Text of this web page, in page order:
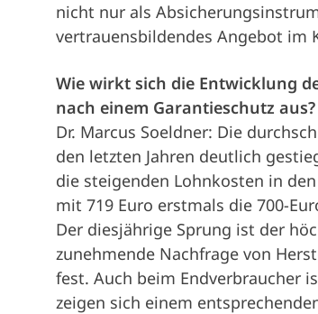
nicht nur als
vertrauensbildendes Angebot im
Wie wirkt sich die Entwicklung
nach einem Garantieschutz aus?
Dr. Marcus Soeldner: Die
den letzten Jahren deutlich
die steigenden Lohnkosten in
mit 719 Euro erstmals die 700-
Der diesjährige Sprung ist der
zunehmende Nachfrage von
fest. Auch beim Endverbraucher
zeigen sich einem